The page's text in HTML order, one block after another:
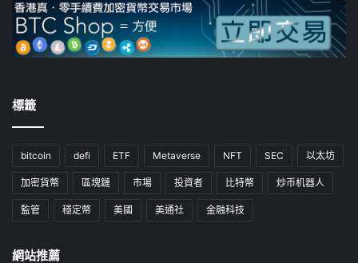
標籤
bitcoin defi ETF Metaverse NFT SEC 以太坊
加密貨幣 區塊鏈 市場 投資者 比特幣 炒币机器人
監管 穩定幣 美國 美通社 金融科技
網站推薦